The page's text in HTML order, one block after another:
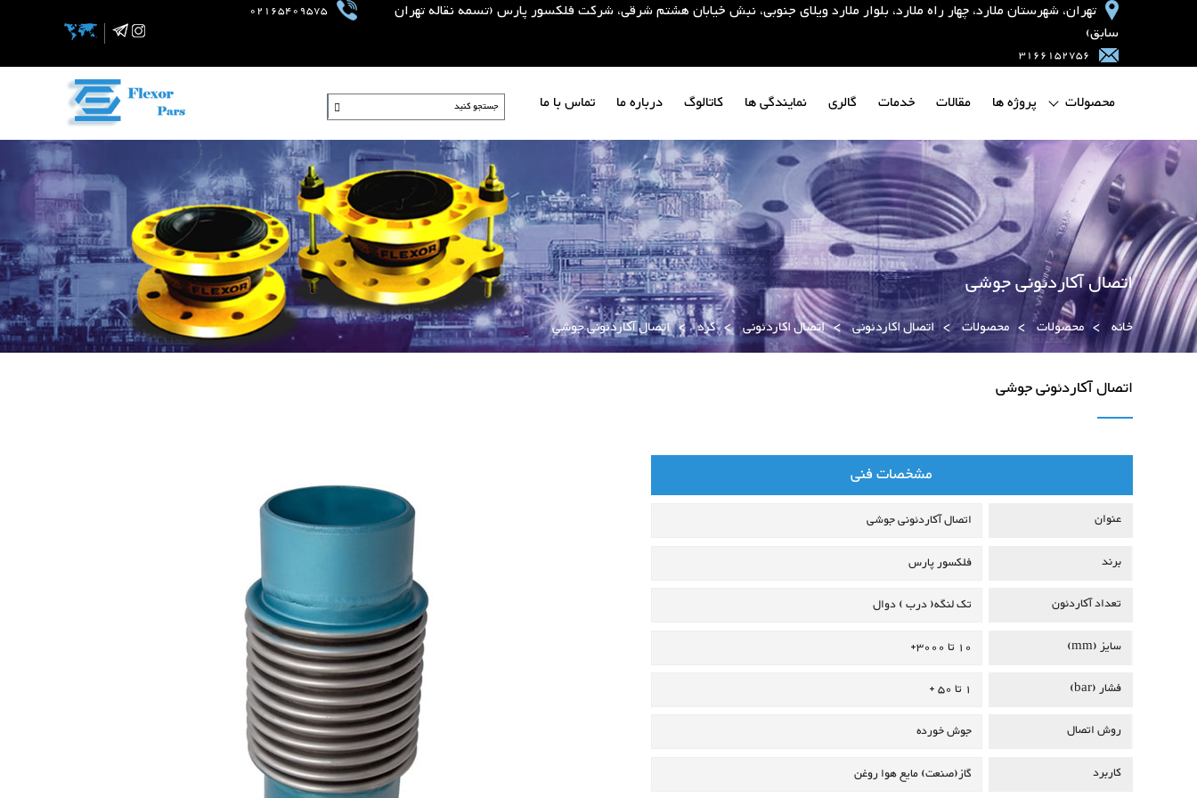
تهران، شهرستان ملارد، چهار راه ملارد، بلوار ملارد ویلای جنوبی، نبش خیابان هشتم شرقی، شرکت فلکسور پارس (تسمه نقاله تهران
سابق)
02165409575
3166152756
محصولات پروژه ها مقالات خدمات گالری نمایندگی ها کاتالوگ درباره ما تماس با ما
اتصال آکاردئونی جوشی
خانه > محصولات > محصولات > اتصال اکاردئونی > اتصال اکاردئونی > گرد > اتصال آکاردئونی جوشی
اتصال آکاردئونی جوشی
مشخصات فنی
عنوان
اتصال آکاردئونی جوشی
برند
فلکسور پارس
تعداد آکاردئون
تک لنگه( درب )دوال
سایز (mm)
10 تا 3000+
فشار (bar)
1 تا 50 +
روش اتصال
جوش خورده
کاربرد
گاز(صنعت)مایعهوا روغن